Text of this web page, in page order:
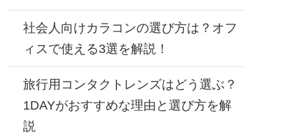
社会人向けカラコンの選び方は？オフ
ィスで使える3選を解説！
旅行用コンタクトレンズはどう選ぶ？
1DAYがおすすめな理由と選び方を解
説